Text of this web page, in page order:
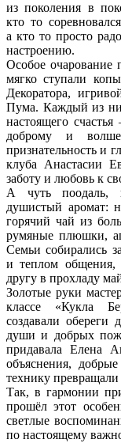
из поколения в
кто то
а кто то просто
настроению.
Особое очарование
мягко ступали
Декоратора,
Пума. Каждый из
настоящего
доброму и
признательность и
клуба Анастасии
заботу и любовь к
А чуть поодаль,
душистый аромат:
горячий чай из
румяные плюшки,
Семьи собирались
и теплом общения,
другу в прохладу
Золотые руки
классе «Кукла
создавали обереги
души и добрых
придавала Елена
объяснения,
технику
Так, в гармонии
прошёл этот
светлые
по настоящему